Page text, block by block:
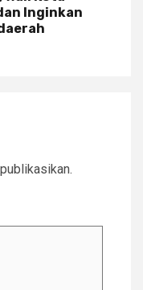
Inginkan